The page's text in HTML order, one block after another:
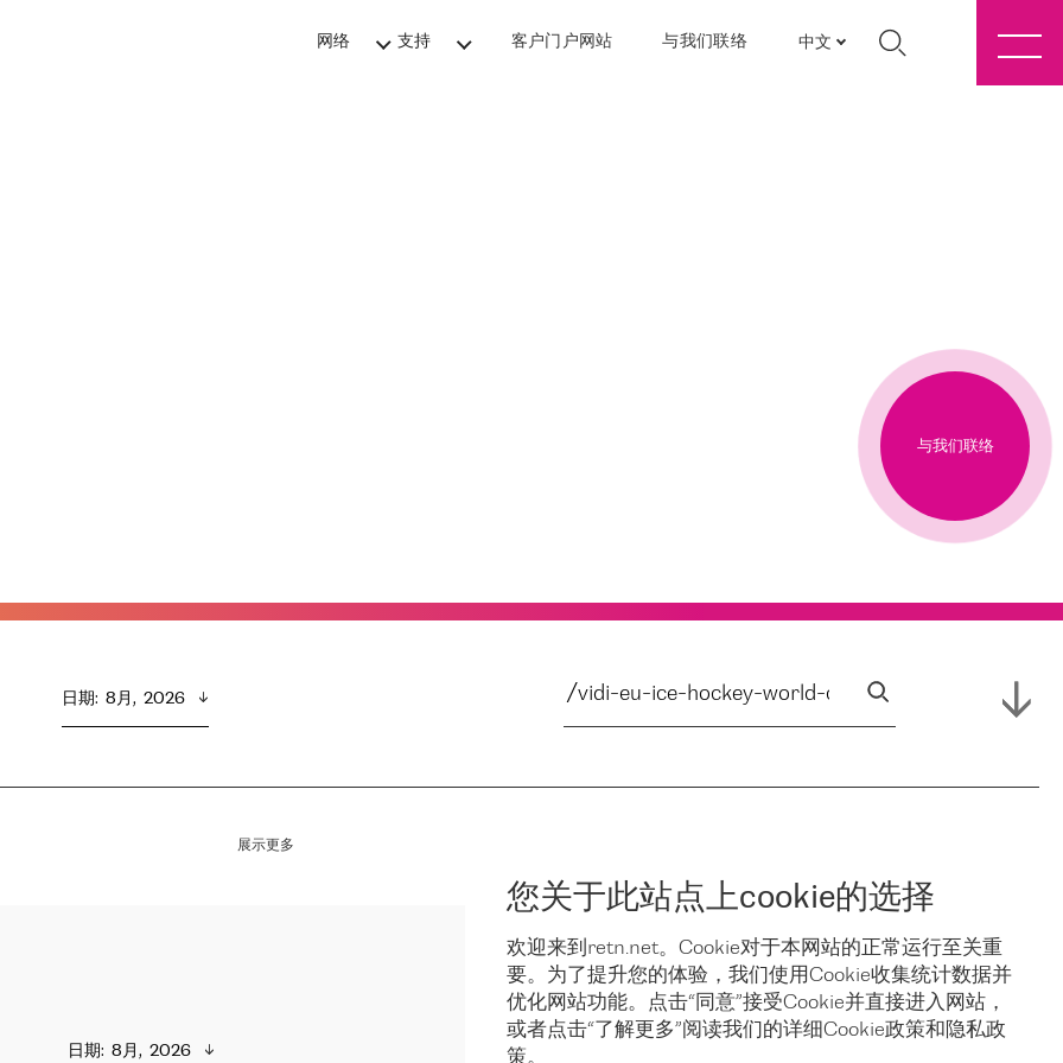
网络 支持 客户门户网站 与我们联络 中文
您关于此站点上cookie的选择
欢迎来到retn.net。Cookie对于本网站的正常运行至关重
要。为了提升您的体验，我们使用Cookie收集统计数据并
优化网站功能。点击“同意”接受Cookie并直接进入网站，
或者点击“了解更多”阅读我们的详细Cookie政策和隐私政
策。
与我们联络
日期: 8月,  2026
展示更多
日期: 8月,  2026